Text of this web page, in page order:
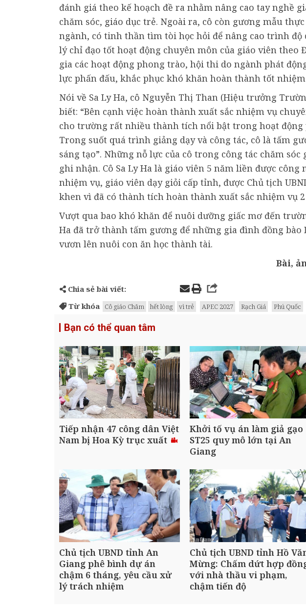
đánh giá theo kế hoạch đề ra nhằm nâng cao tay nghề
chăm sóc, giáo dục trẻ. Ngoài ra, cô còn gương mẫu
ngành, có tinh thần tìm tòi học hỏi để nâng cao trình độ
lý chỉ đạo tốt hoạt động chuyên môn của giáo viên
gia các hoạt động phong trào, hội thi do ngành phát
lực phấn đấu, khắc phục khó khăn hoàn thành tốt
Nói về Sa Ly Ha, cô Nguyễn Thị Than (Hiệu trưởng
biết: “Bên cạnh việc hoàn thành xuất sắc nhiệm vụ
cho trường rất nhiều thành tích nổi bật trong hoạt động
Trong suốt quá trình giảng dạy và công tác, cô là tấm
sáng tạo”. Những nỗ lực của cô trong công tác chăm
ghi nhận. Cô Sa Ly Ha là giáo viên 5 năm liền được
nhiệm vụ, giáo viên dạy giỏi cấp tỉnh, được Chủ tịch
khen vì đã có thành tích hoàn thành xuất sắc nhiệm vụ
Vượt qua bao khó khăn để nuôi dưỡng giấc mơ đến
Ha đã trở thành tấm gương để những gia đình đồng bào
vươn lên nuôi con ăn học thành tài.
Bài,
Chia sẻ bài viết:
Từ khóa
Cô giáo Chăm hết lòng vì trẻ APEC 2027 Rạch Giá Phú Quốc
Bạn có thể quan tâm
Tiếp nhận 47 công dân Việt
Nam bị Hoa Kỳ trục xuất
Khởi tố vụ án làm giả gạo
ST25 quy mô lớn tại An
Giang
Chủ tịch UBND tỉnh An
Giang phê bình dự án
chậm 6 tháng, yêu cầu xử
lý trách nhiệm
Chủ tịch UBND tỉnh Hồ
Mừng: Chấm dứt hợp
với nhà thầu vi phạm,
chậm tiến độ